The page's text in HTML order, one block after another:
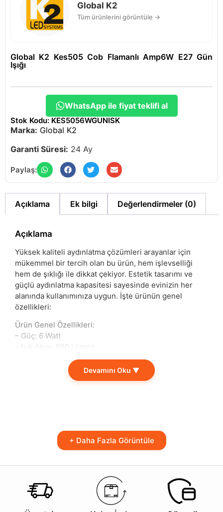
Global K2
Tüm ürünlerini görüntüle →
Global K2 Kes505 Cob Flamanlı Amp6W E27 Gün
Işığı
WhatsApp ile fiyat teklifi al
Stok Kodu: KES5056WGUNISK
Marka: Global K2
Garanti Süresi: 24 Ay
Paylaş:
Açıklama Ek bilgi Değerlendirmeler (0)
Açıklama
Yüksek kaliteli aydınlatma çözümleri arayanlar için
mükemmel bir tercih olan bu ürün, hem işlevselliği
hem de şıklığı ile dikkat çekiyor. Estetik tasarımı ve
güçlü aydınlatma kapasitesi sayesinde evinizin her
alanında kullanımınıza uygun. İşte ürünün genel
özellikleri:
Ürün Genel Özellikleri:
– Güç: 6 Watt
– Işık Akısı: 680 Lümen
– Renk Sıcaklığı: 3000K
– Gerilim: 220-240 Volt
– Kullanım Ömrü: 20000 Saat
Bu ürün, evlerde, ofislerde ve ticari alanlarda
mükemmel bir aydınlatma sağlamak için tasarlanmıştır.
Sıcak beyaz ışık tonu (3000K) ile mekanlarınıza samimi
ve davetkar bir atmosfer kazandırırken, 680 lümenlik
yüksek ışık akışı ile tüm alanları etkin bir şekilde
Devamını Oku ▼
+ Daha Fazla Görüntüle